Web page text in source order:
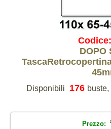
DOPO
Disponibili 176
Prezzo: